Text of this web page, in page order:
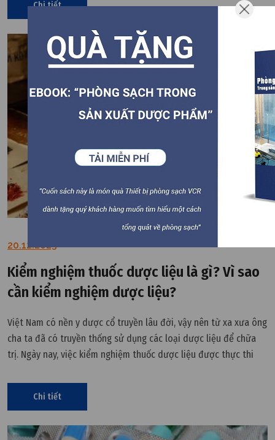
Chi tiết
20.12.2023
Kiểm nghiệm thuốc dược liệu là gì? Vì sao
cần kiểm nghiệm dược liệu?
Việt Nam có nền y dược cổ truyền lâu đời, vậy nên từ xa xưa ông
cha ta đã có truyền thống sử dụng các loại dược liệu để chữa
trị. Ngày nay, việc kiểm nghiệm thuốc dược liệu được thực thi
tiết tại đây.
Chi tiết